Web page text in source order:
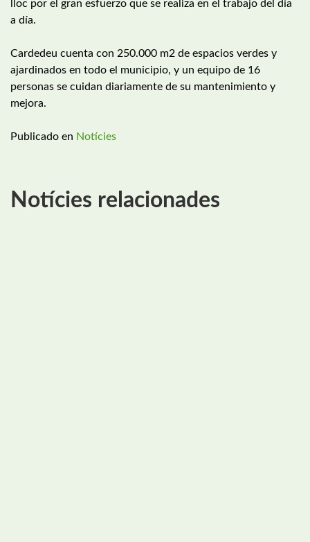
lloc por el gran esfuerzo que se realiza en el trabajo del día
a día.
Cardedeu cuenta con 250.000 m2 de espacios verdes y
ajardinados en todo el municipio, y un equipo de 16
personas se cuidan diariamente de su mantenimiento y
mejora.
Publicado en Notícies
Notícies relacionades